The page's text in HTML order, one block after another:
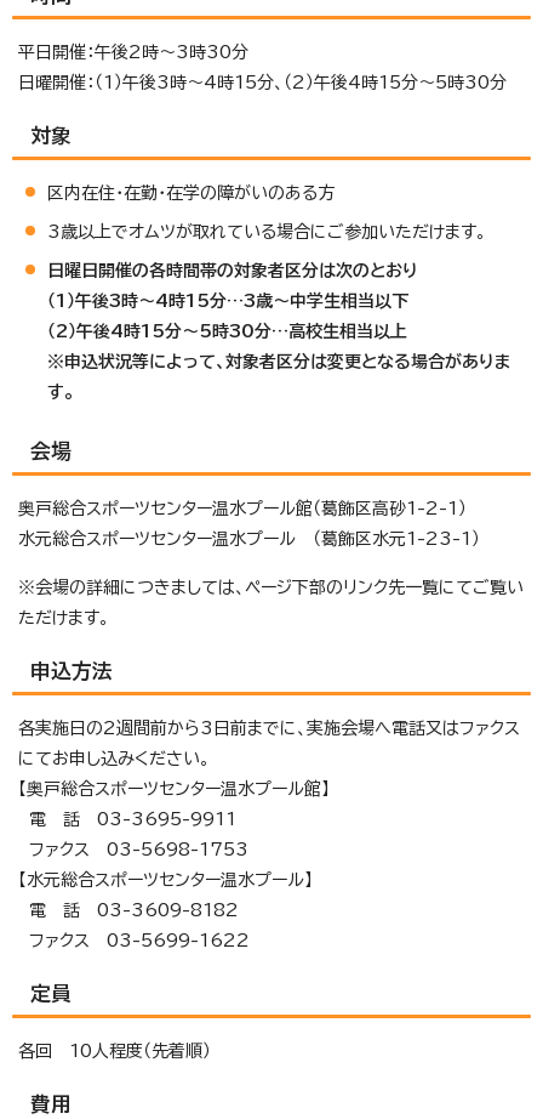
平日開催：午後2時～3時30分
日曜開催：（1）午後3時～4時15分、（2）午後4時15分～5時30分
対象
区内在住・在勤・在学の障がいのある方
3歳以上でオムツが取れている場合にご参加いただけます。
日曜日開催の各時間帯の対象者区分は次のとおり
（1）午後3時～4時15分…3歳～中学生相当以下
（2）午後4時15分～5時30分…高校生相当以上
※申込状況等によって、対象者区分は変更となる場合がありま
す。
会場
奥戸総合スポーツセンター温水プール館（葛飾区高砂1-2-1）
水元総合スポーツセンター温水プール （葛飾区水元1-23-1）
※会場の詳細につきましては、ページ下部のリンク先一覧にてご覧い
ただけます。
申込方法
各実施日の2週間前から3日前までに、実施会場へ電話又はファクス
にてお申し込みください。
【奥戸総合スポーツセンター温水プール館】
電 話 03-3695-9911
ファクス 03-5698-1753
【水元総合スポーツセンター温水プール】
電 話 03-3609-8182
ファクス 03-5699-1622
定員
各回 10人程度（先着順）
費用